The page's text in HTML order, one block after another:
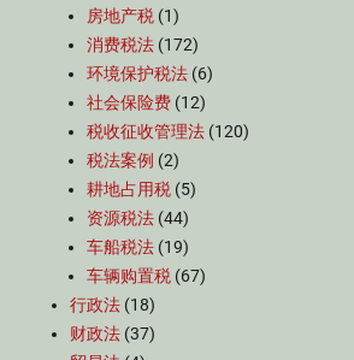
房地产税 (1)
消费税法 (172)
环境保护税法 (6)
社会保险费 (12)
税收征收管理法 (120)
税法案例 (2)
耕地占用税 (5)
资源税法 (44)
车船税法 (19)
车辆购置税 (67)
行政法 (18)
财政法 (37)